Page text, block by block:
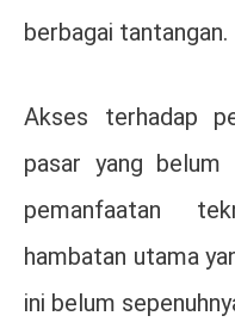
berbagai tantangan.
Akses terhadap
pasar yang belum
pemanfaatan
hambatan utama
ini belum